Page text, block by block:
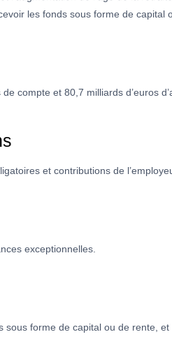
les fonds sous forme de capital
compte et 80,7 milliards d’euros
et contributions de
exceptionnelles.
forme de capital ou de rente,